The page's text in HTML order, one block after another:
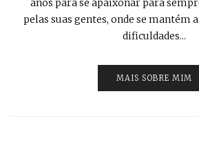
anos para se apaixonar para
pelas suas gentes, onde se mantém
dificuldades...
MAIS SOBRE MIM